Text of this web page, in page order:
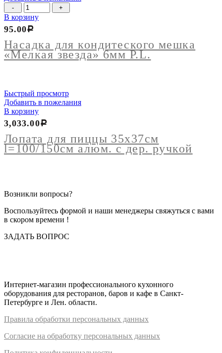
Количество
товара
Насадка
для
кондитеского
мешка
"Мелкая
В корзину
Насадка для кондитеского мешка
«Мелкая звезда» 6мм P.L.
95.00Р
Быстрый просмотр
Добавить в пожелания
В корзину
Лопата для пиццы 35х37см
l=100/150см алюм. с дер. ручкой
3,033.00Р
Возникли вопросы?
Воспользуйтесь формой и наши менеджеры свяжуться с вами
в скором времени !
ЗАДАТЬ ВОПРОС
Интернет-магазин профессионального кухонного
оборудования для ресторанов, баров и кафе в Санкт-
Петербурге и Лен. области.
Правила обработки персональных данных
Согласие на обработку персональных данных